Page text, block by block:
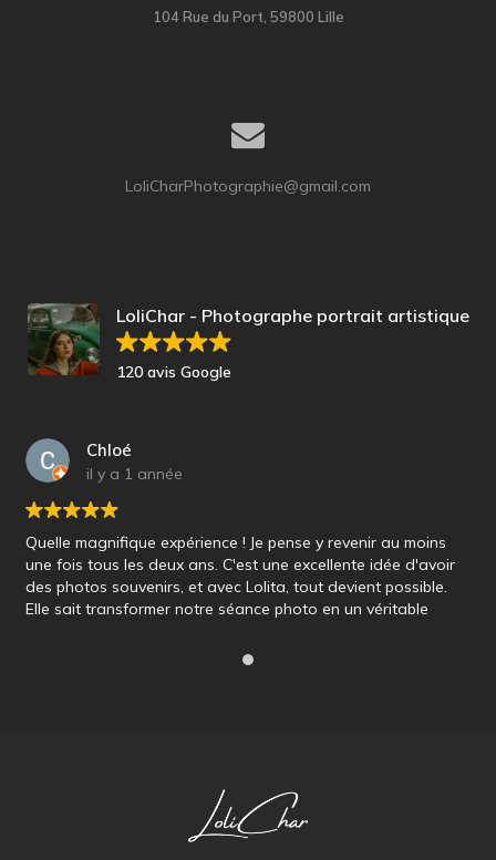
104 Rue du Port, 59800 Lille
LoliCharPhotographie@gmail.com
LoliChar - Photographe portrait artistique
120 avis Google
Chloé
il y a 1 année
Quelle magnifique expérience ! Je pense y revenir au moins
une fois tous les deux ans. C'est une excellente idée d'avoir
des photos souvenirs, et avec Lolita, tout devient possible.
Elle sait transformer notre séance photo en un véritable